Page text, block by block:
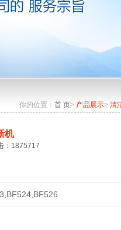
你的位置： 首 页> 产品展示> 清
机
：1875717